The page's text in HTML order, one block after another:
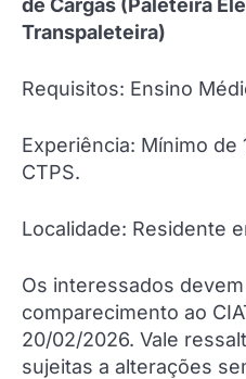
Transpaleteira)
Requisitos: Ensino
Experiência: Mínimo de
CTPS.
Localidade: Residente
Os interessados
comparecimento ao
20/02/2026. Vale
sujeitas a alterações